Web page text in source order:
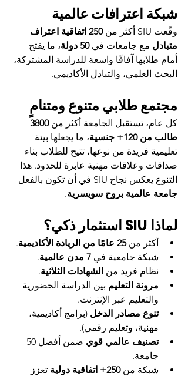
شبكة اعترافات عالمية
وقّعت SIU أكثر من
250 اتفاقية اعتراف
متبادل مع جامعات في 50 دولة
، ما يفتح
أمام طلابها آفاقًا واسعة للدراسة المشتركة،
البحث العلمي، والتبادل الأكاديمي.
مجتمع طلابي متنوع ومتنامٍ
كل عام، تستقبل الجامعة أكثر من
طالب من 120+ جنسية
، ما يجعلها بيئة
تعليمية فريدة من نوعها، تتيح للطلاب بناء
صداقات وعلاقات مهنية عابرة للحدود. هذا
التنوع يعكس نجاح SIU في أن تكون بالفعل
جامعة عالمية بروح سويسرية.
لماذا SIU استثمار ذكي؟
أكثر من 25 عامًا من الريادة الأكاديمية
.
شبكة جامعية في 7 مدن عالمية
.
نظام فريد من الشهادات الثلاثية.
مرونة التعليم بين الدراسة الحضورية
والتعليم عبر الإنترنت.
تنوع مصادر الدخل (برامج أكاديمية،
مهنية، وتعليم رقمي).
تصنيف عالمي قوي
جامعة.
شبكة من 250+ اتفاقية دولية
تعزز